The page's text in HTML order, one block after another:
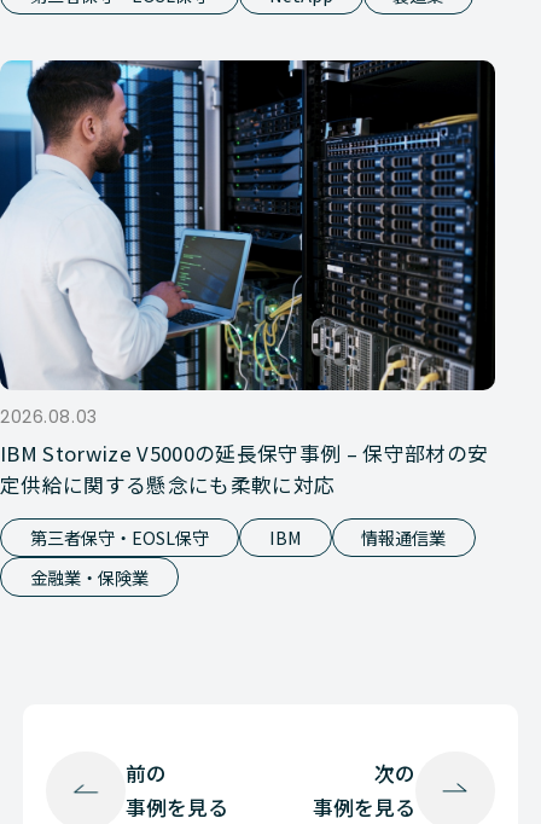
2026.08.03
IBM Storwize V5000の延長保守事例 – 保守部材の安
定供給に関する懸念にも柔軟に対応
第三者保守・EOSL保守 IBM
情報通信業
金融業・保険業
前の
事例を見る
次の
事例を見る